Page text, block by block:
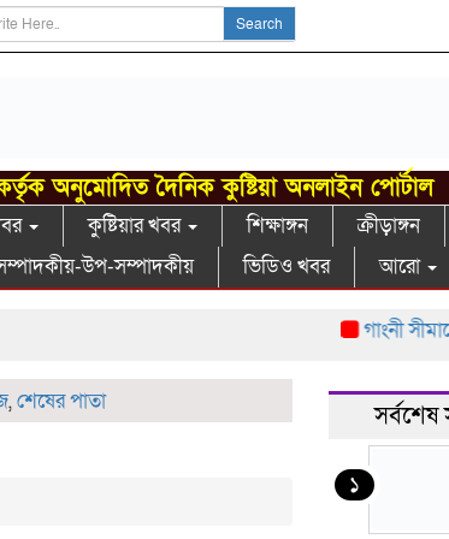
Search
অনুমোদিত দৈনিক কুষ্টিয়া অনলাইন পোর্টাল
কুষ্টিয়ার খবর শিক্ষাঙ্গন ক্রীড়াঙ্গন
উপ-সম্পাদকীয় ভিডিও খবর আরো
গাংনী
,শেষের পাতা সর্বশেষ
১